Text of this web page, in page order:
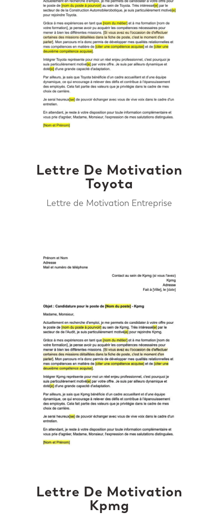
Lettre De Motivation
Toyota
Lettre de Motivation Entreprise
Lettre De Motivation
Kpmg